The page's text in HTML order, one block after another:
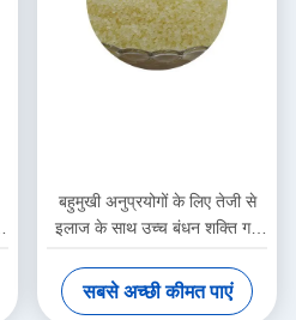
बहुमुखी अनुप्रयोगों के लिए तेजी से
इलाज के साथ उच्च बंधन शक्ति गर्म
सबसे अच्छी कीमत पाएं